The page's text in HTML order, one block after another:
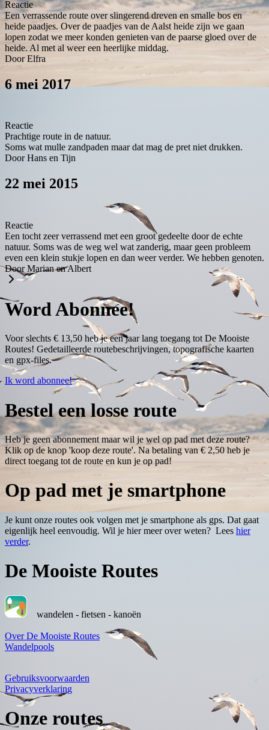
Reactie
Een verrassende route over slingerend dreven en smalle bos en
heide paadjes. Over de paadjes van de Aalst heide zijn we gaan
lopen zodat we meer konden genieten van de paarse gloed over de
heide. Al met al weer een heerlijke middag.
Door Elfra
6 mei 2017
Reactie
Prachtige route in de natuur.
Soms wat mulle zandpaden maar dat mag de pret niet drukken.
Door Hans en Tijn
22 mei 2015
Reactie
Een tocht zeer verrassend met een groot gedeelte door de echte
natuur. Soms was de weg wel wat zanderig, maar geen probleem
even een klein stukje lopen en dan weer verder. We hebben genoten.
Door Marian en Albert
Word Abonnee!
Voor slechts € 13,50 heb je een jaar lang toegang tot De Mooiste
Routes! Gedetailleerde routebeschrijvingen, topografische kaarten
en gpx-files.
Ik word abonnee!
Bestel een losse route
Heb je geen abonnement maar wil je wel op pad met deze route?
Klik op de knop 'koop deze route'. Na betaling van € 2,50 heb je
direct toegang tot de route en kun je op pad!
Op pad met je smartphone
Je kunt onze routes ook volgen met je smartphone als gps. Dat gaat
eigenlijk heel eenvoudig. Wil je hier meer over weten? Lees hier
verder.
De Mooiste Routes
wandelen - fietsen - kanoën
Over De Mooiste Routes
Wandelpools
Gebruiksvoorwaarden
Privacyverklaring
Onze routes